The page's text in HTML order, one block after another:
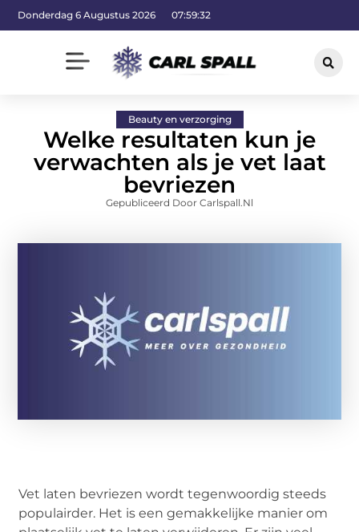
Donderdag 6 Augustus 2026 07:59:32
Beauty en verzorging
Welke resultaten kun je
verwachten als je vet laat
bevriezen
Gepubliceerd Door Carlspall.nl
Vet laten bevriezen wordt tegenwoordig steeds
populairder. Het is een gemakkelijke manier om